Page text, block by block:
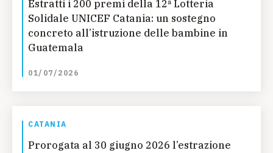
Estratti i 200 premi della 12ª Lotteria
Solidale UNICEF Catania: un sostegno
concreto all’istruzione delle bambine in
Guatemala
01/07/2026
CATANIA
Prorogata al 30 giugno 2026 l’estrazione